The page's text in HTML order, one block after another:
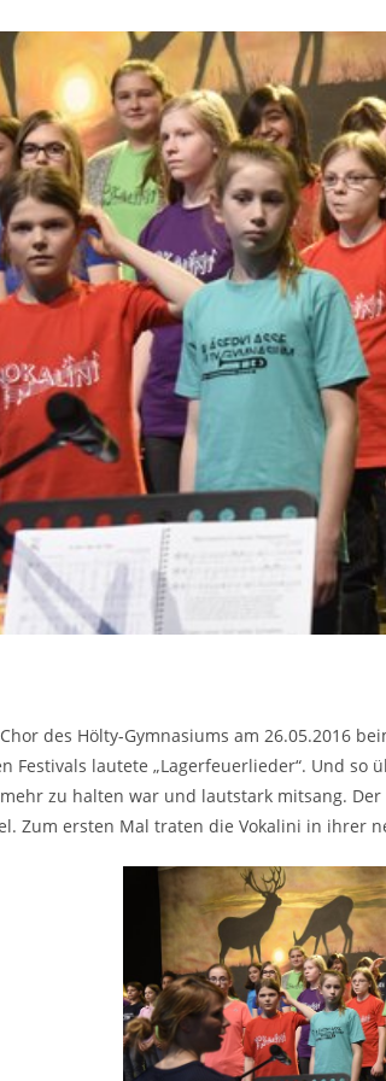
des Hölty-Gymnasiums am 26.05.2016
Festivals lautete „Lagerfeuerlieder“. Und
zu halten war und lautstark mitsang.
Zum ersten Mal traten die Vokalini in